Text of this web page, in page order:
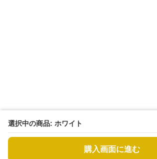
選択中の商品: ホワイト
購入画面に進む